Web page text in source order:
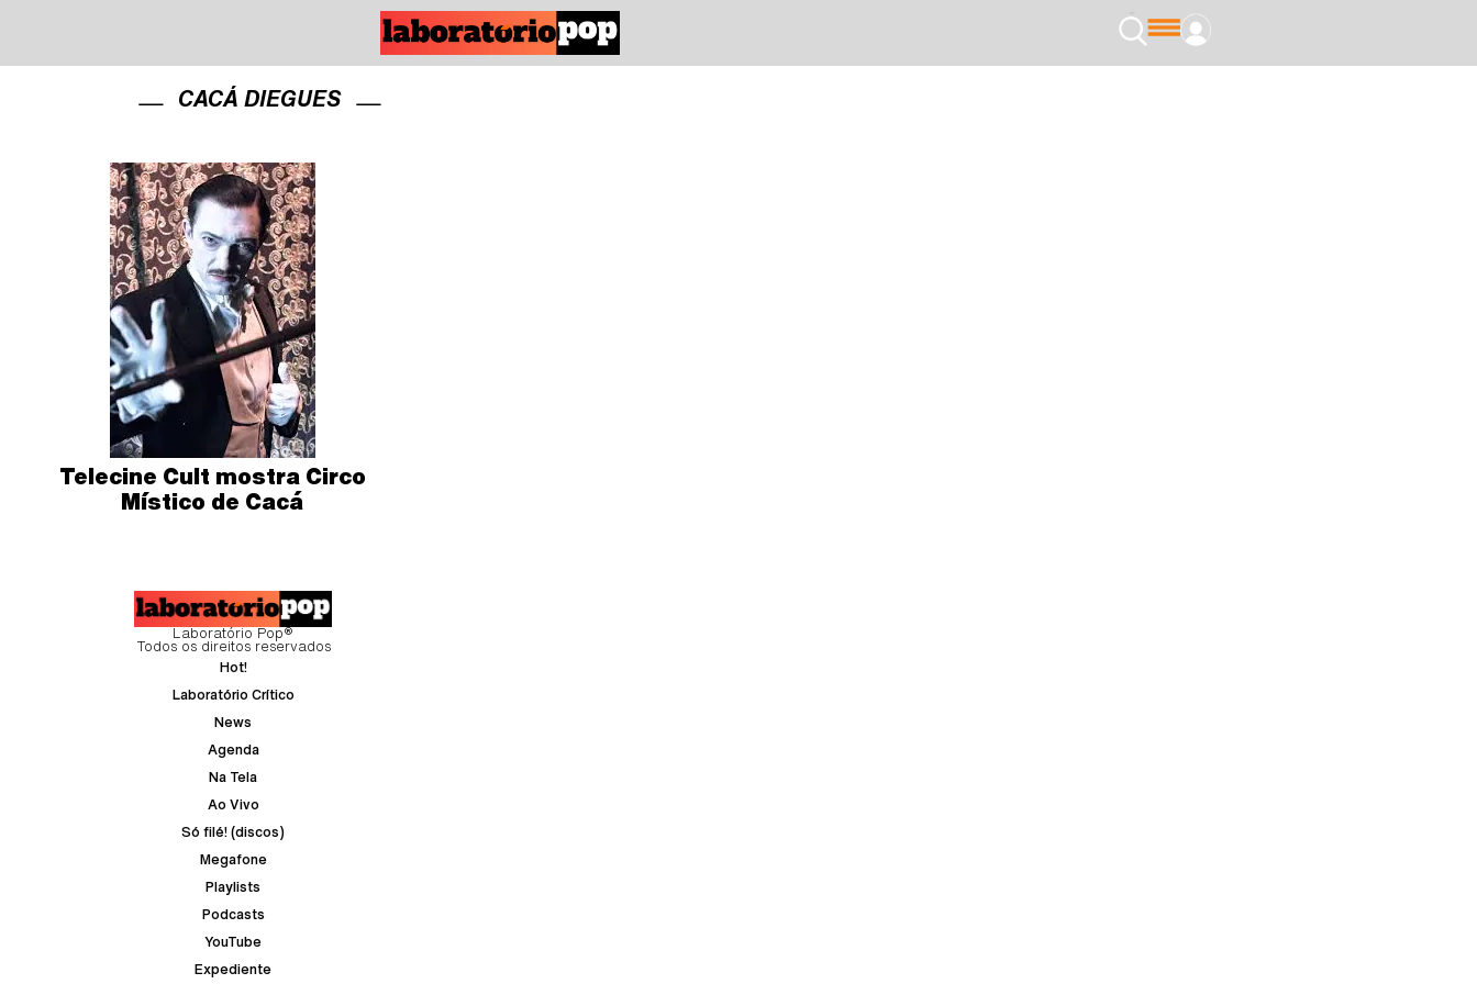
CACÁ DIEGUES
Telecine Cult mostra Circo
Místico de Cacá
Laboratório Pop®
Todos os direitos reservados
Hot!
Laboratório Crítico
News
Agenda
Na Tela
Ao Vivo
Só filé! (discos)
Megafone
Playlists
Podcasts
YouTube
Expediente